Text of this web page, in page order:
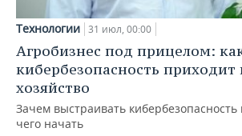
Технологии 31 июл, 00:00
Агробизнес под прицелом:
кибербезопасность приходит
хозяйство
Зачем выстраивать кибербезопасность
чего начать